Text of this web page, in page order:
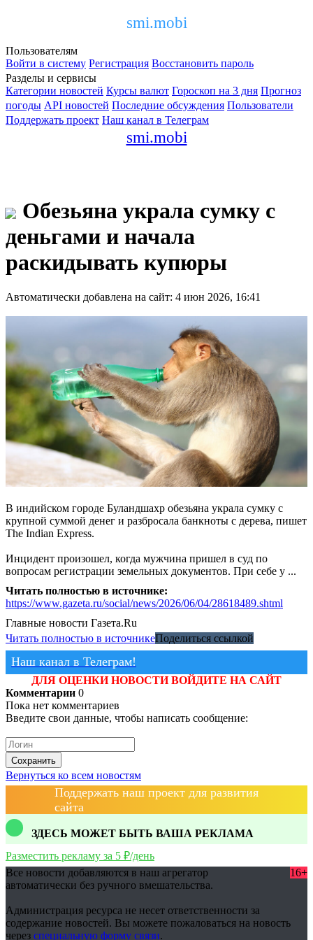
smi.mobi
Пользователям
Войти в систему Регистрация Восстановить пароль
Разделы и сервисы
Категории новостей Курсы валют Гороскоп на 3 дня Прогноз
погоды API новостей Последние обсуждения Пользователи
Поддержать проект Наш канал в Телеграм
smi.mobi
Обезьяна украла сумку с
деньгами и начала
раскидывать купюры
Автоматически добавлена на сайт: 4 июн 2026, 16:41
В индийском городе Буландшахр обезьяна украла сумку с
крупной суммой денег и разбросала банкноты с дерева, пишет
The Indian Express.
Инцидент произошел, когда мужчина пришел в суд по
вопросам регистрации земельных документов. При себе у ...
Читать полностью в источнике:
https://www.gazeta.ru/social/news/2026/06/04/28618489.shtml
Главные новости Газета.Ru
Читать полностью в источникеПоделиться ссылкой
Наш канал в Телеграм!
ДЛЯ ОЦЕНКИ НОВОСТИ ВОЙДИТЕ НА САЙТ
Комментарии 0
Пока нет комментариев
Введите свои данные, чтобы написать сообщение:
Сохранить
Вернуться ко всем новостям
Поддержать наш проект для развития
сайта
ЗДЕСЬ МОЖЕТ БЫТЬ ВАША РЕКЛАМА
Разместить рекламу за 5 ₽/день
Все новости добавляются в наш агрегатор
автоматически без ручного вмешательства.
16+
Администрация ресурса не несет ответственности за
содержание новостей. Вы можете пожаловаться на новость
через специальную форму связи.